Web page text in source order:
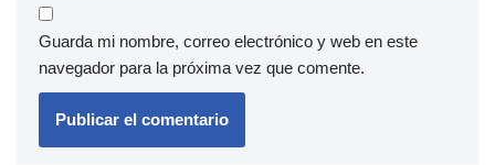
Guarda mi nombre, correo electrónico y web en este
navegador para la próxima vez que comente.